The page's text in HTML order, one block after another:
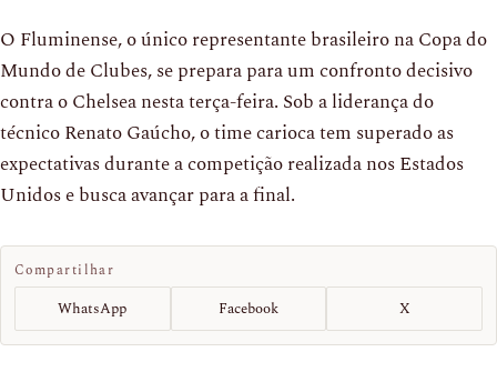
O Fluminense, o único representante brasileiro na Copa do
Mundo de Clubes, se prepara para um confronto decisivo
contra o Chelsea nesta terça-feira. Sob a liderança do
técnico Renato Gaúcho, o time carioca tem superado as
expectativas durante a competição realizada nos Estados
Unidos e busca avançar para a final.
Compartilhar
WhatsApp Facebook X